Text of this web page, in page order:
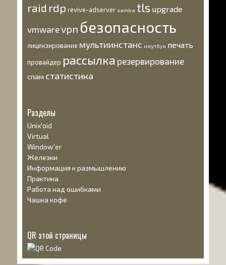
raid rdp revive-adserver samba tls upgrade
vmwarevpn безопасность
лицензирование мультиинстанс ноутбук печать
провайдер рассылка резервирование
спам статистика
Разделы
Unix'oid
Virtual
Window'er
Железки
Информация к размышлению
Практика
Работа над ошибками
Чашка кофе
QR этой страницы